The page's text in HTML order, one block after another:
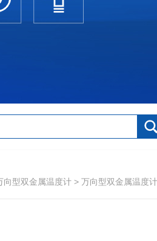
向型双金属温度计 > 万向型双金属温度计